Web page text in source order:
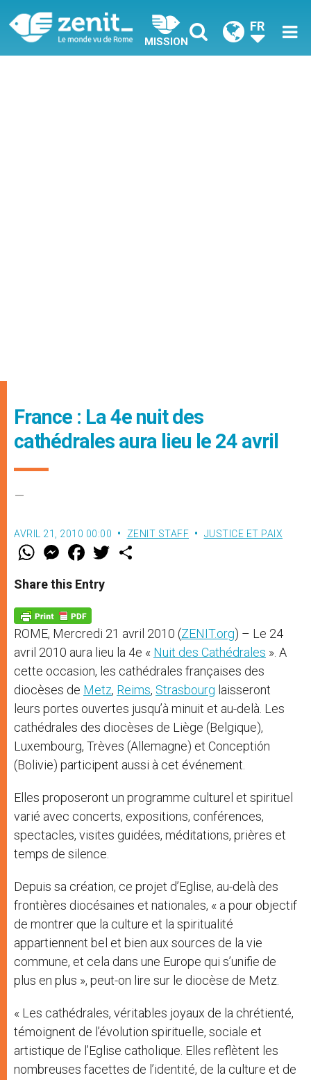
MISSION
FR
France : La 4e nuit des
cathédrales aura lieu le 24 avril
–
AVRIL 21, 2010 00:00 ZENIT STAFF JUSTICE ET PAIX
W
t
s
p
p
M
e
s
e
g
e
r
F
a
e
b
o
k
w
Share this Entry
ROME, Mercredi 21 avril 2010 (ZENIT.org) – Le 24
avril 2010 aura lieu la 4e « Nuit des Cathédrales ». A
cette occasion, les cathédrales françaises des
diocèses de Metz, Reims, Strasbourg laisseront
leurs portes ouvertes jusqu’à minuit et au-delà. Les
cathédrales des diocèses de Liège (Belgique),
Luxembourg, Trèves (Allemagne) et Conceptión
(Bolivie) participent aussi à cet événement.
Elles proposeront un programme culturel et spirituel
varié avec concerts, expositions, conférences,
spectacles, visites guidées, méditations, prières et
temps de silence.
Depuis sa création, ce projet d’Eglise, au-delà des
frontières diocésaines et nationales, « a pour objectif
de montrer que la culture et la spiritualité
appartiennent bel et bien aux sources de la vie
commune, et cela dans une Europe qui s’unifie de
plus en plus », peut-on lire sur le diocèse de Metz.
« Les cathédrales, véritables joyaux de la chrétienté,
témoignent de l’évolution spirituelle, sociale et
artistique de l’Eglise catholique. Elles reflètent les
nombreuses facettes de l’identité, de la culture et de